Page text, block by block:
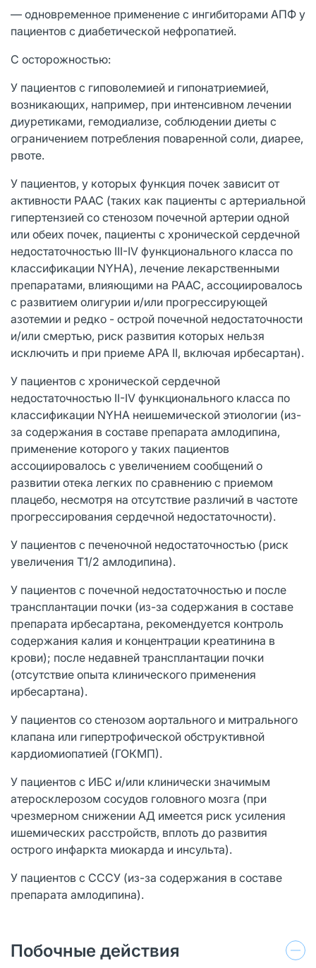
— одновременное применение с ингибиторами АПФ у
пациентов с диабетической нефропатией.
С осторожностью:
У пациентов с гиповолемией и гипонатриемией,
возникающих, например, при интенсивном лечении
диуретиками, гемодиализе, соблюдении диеты с
ограничением потребления поваренной соли, диарее,
рвоте.
У пациентов, у которых функция почек зависит от
активности РААС (таких как пациенты с артериальной
гипертензией со стенозом почечной артерии одной
или обеих почек, пациенты с хронической сердечной
недостаточностью III-IV функционального класса по
классификации NYHA), лечение лекарственными
препаратами, влияющими на РААС, ассоциировалось
с развитием олигурии и/или прогрессирующей
азотемии и редко - острой почечной недостаточности
и/или смертью, риск развития которых нельзя
исключить и при приеме АРА II, включая ирбесартан).
У пациентов с хронической сердечной
недостаточностью II-IV функционального класса по
классификации NYHA неишемической этиологии (из-
за содержания в составе препарата амлодипина,
применение которого у таких пациентов
ассоциировалось с увеличением сообщений о
развитии отека легких по сравнению с приемом
плацебо, несмотря на отсутствие различий в частоте
прогрессирования сердечной недостаточности).
У пациентов с печеночной недостаточностью (риск
увеличения T1/2 амлодипина).
У пациентов с почечной недостаточностью и после
трансплантации почки (из-за содержания в составе
препарата ирбесартана, рекомендуется контроль
содержания калия и концентрации креатинина в
крови); после недавней трансплантации почки
(отсутствие опыта клинического применения
ирбесартана).
У пациентов со стенозом аортального и митрального
клапана или гипертрофической обструктивной
кардиомиопатией (ГОКМП).
У пациентов с ИБС и/или клинически значимым
атеросклерозом сосудов головного мозга (при
чрезмерном снижении АД имеется риск усиления
ишемических расстройств, вплоть до развития
острого инфаркта миокарда и инсульта).
У пациентов с СССУ (из-за содержания в составе
препарата амлодипина).
Побочные действия